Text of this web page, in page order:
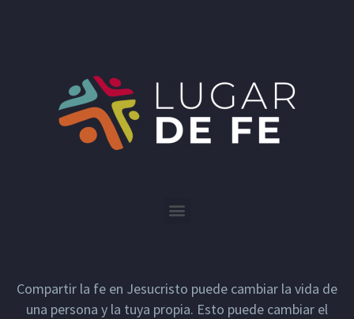
Compartir la fe en Jesucristo puede cambiar la vida de
una persona y la tuya propia. Esto puede cambiar el